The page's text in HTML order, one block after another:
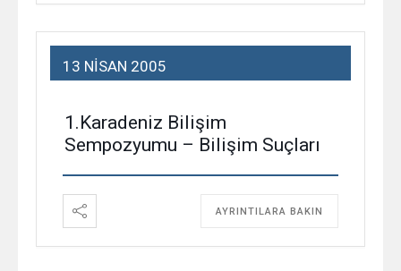
13 NISAN 2005
1.Karadeniz Bilişim
Sempozyumu – Bilişim Suçları
AYRINTILARA BAKIN